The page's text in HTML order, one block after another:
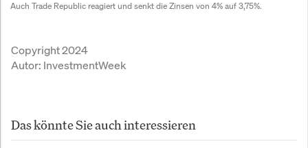
Auch Trade Republic reagiert und senkt die Zinsen von 4% auf 3,75%.
Copyright 2024
Autor: InvestmentWeek
Das könnte Sie auch interessieren